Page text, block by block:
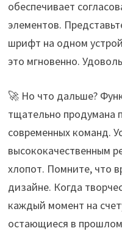
обеспечивает
элементов.
шрифт на одном
это мгновенно.
🚀 Но что дальше?
тщательно продумана
современных команд.
высококачественным
хлопот. Помните, что
дизайне. Когда
каждый момент на
остающиеся в